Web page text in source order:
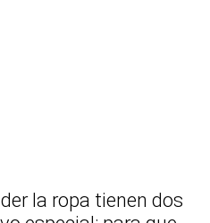
la ropa tienen dos